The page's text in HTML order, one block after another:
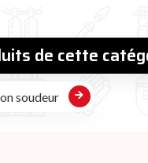
de cette
soudeur